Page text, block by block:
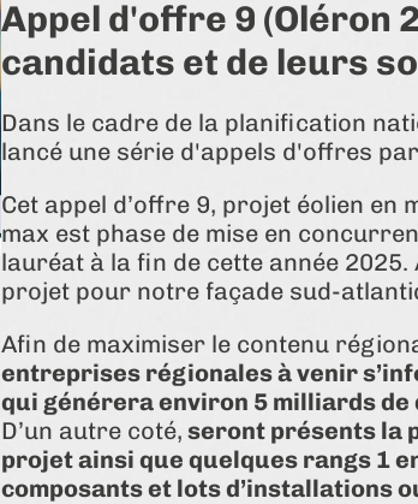
Appel d'offre 9 (Oléron
candidats et de leurs
Dans le cadre de la planification
lancé une série d'appels d'offres
Cet appel d’offre 9, projet éolien en
max est phase de mise en
lauréat à la fin de cette année 2025.
projet pour notre façade sud-
Afin de maximiser le contenu
entreprises régionales à venir
qui générera environ 5 milliards
D’un autre coté, seront présents la
projet ainsi que quelques rangs 1
composants et lots d’installations